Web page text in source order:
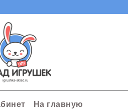
На главную